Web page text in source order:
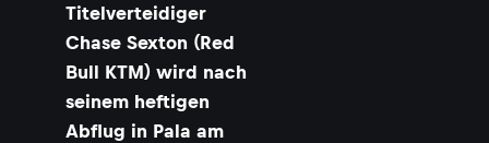
Titelverteidiger
Chase Sexton (Red
Bull KTM) wird nach
seinem heftigen
Abflug in Pala am